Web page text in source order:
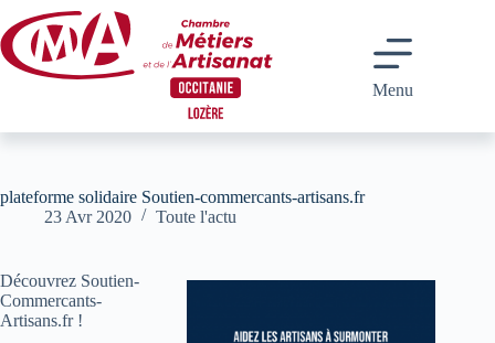
au
contenu
Menu
plateforme solidaire Soutien-commercants-artisans.fr
23 Avr 2020
Toute l'actu
Découvrez Soutien-
Commercants-
Artisans.fr !